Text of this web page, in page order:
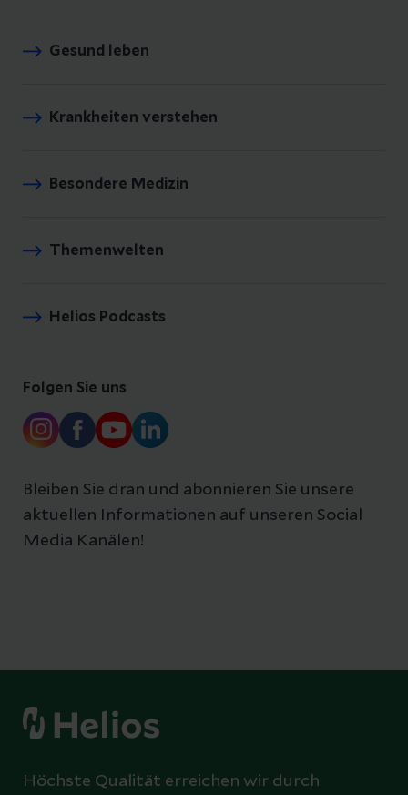
Gesund leben
Krankheiten verstehen
Besondere Medizin
Themenwelten
Helios Podcasts
Folgen Sie uns
Bleiben Sie dran und abonnieren Sie unsere
aktuellen Informationen auf unseren Social
Media Kanälen!
Höchste Qualität erreichen wir durch